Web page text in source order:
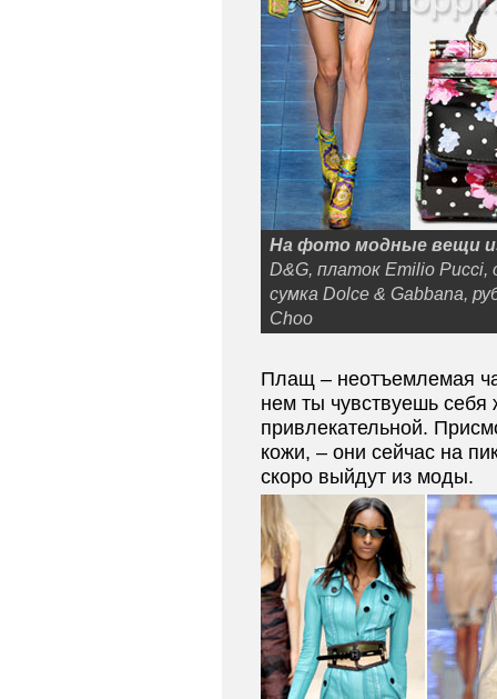
На фото модные вещи
D&G, платок Emilio
сумка Dolce & Gabbana,
Choo
Плащ – неотъемлемая
нем ты чувствуешь себя
привлекательной.
кожи, – они сейчас на
скоро выйдут из моды.